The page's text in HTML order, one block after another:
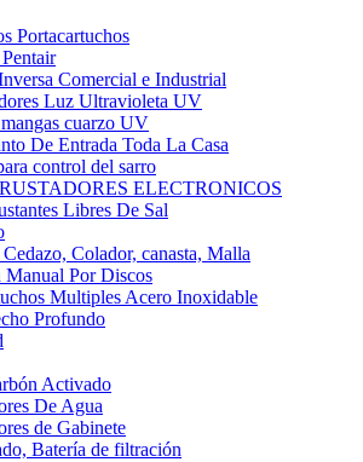
Portacartuchos
Comercial e Industrial
Luz Ultravioleta UV
cuarzo UV
De Entrada Toda La Casa
control del sarro
ELECTRONICOS
Libres De Sal
Colador, canasta, Malla
Por Discos
Multiples Acero Inoxidable
Profundo
Activado
De Agua
de Gabinete
Batería de filtración